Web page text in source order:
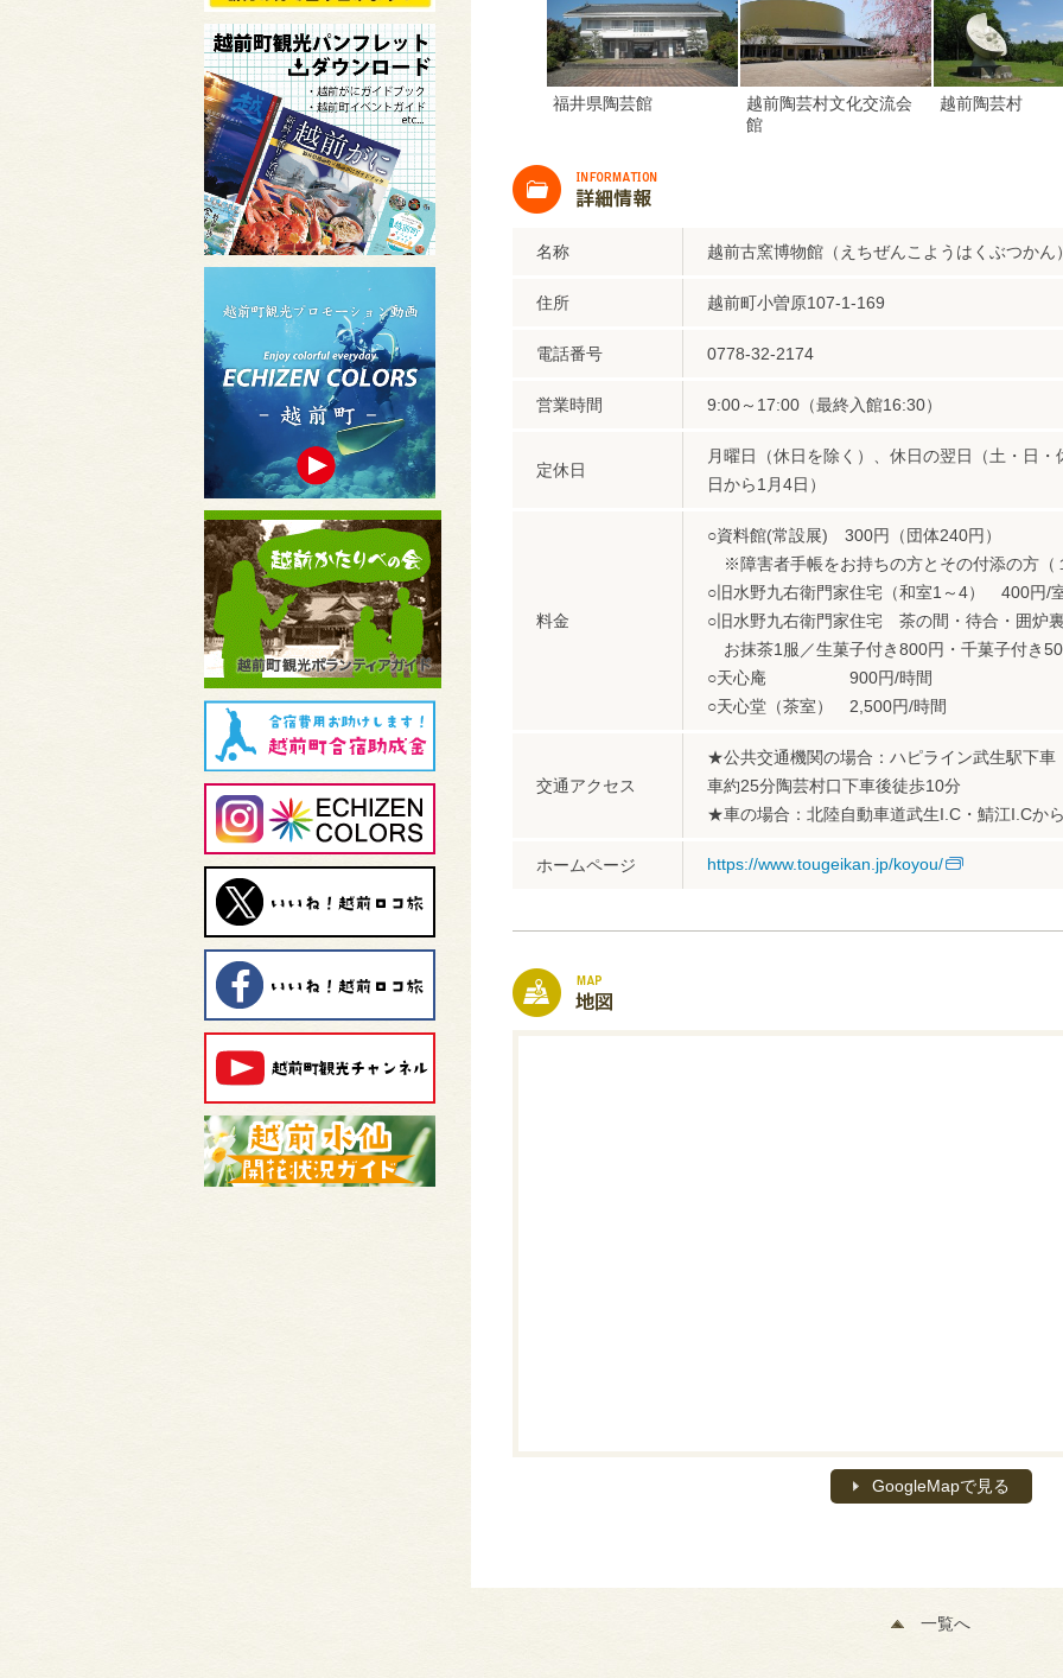
福井県陶芸館
越前陶芸村文化交流会
館
越前陶芸村
名称 越前古窯博物館（えちぜんこようはくぶつかん
住所 越前町小曽原107-1-169
電話番号 0778-32-2174
営業時間 9:00～17:00（最終入館16:30）
定休日
月曜日（休日を除く）、休日の翌日（土・日
日から1月4日）
料金
○資料館(常設展) 300円（団体240円）
※障害者手帳をお持ちの方とその付添の方（
○旧水野九右衛門家住宅（和室1～4） 400円/
○旧水野九右衛門家住宅 茶の間・待合・囲炉
お抹茶1服／生菓子付き800円・千菓子付き
○天心庵 900円/時間
○天心堂（茶室） 2,500円/時間
交通アクセス
★公共交通機関の場合：ハピライン武生駅下
車約25分陶芸村口下車後徒歩10分
★車の場合：北陸自動車道武生I.C・鯖江I.Cか
ホームページ https://www.tougeikan.jp/koyou/
GoogleMapで見る
一覧へ